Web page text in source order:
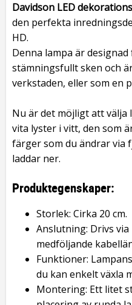
Davidson LED
den perfekta
HD.
Denna lampa är
stämningsfullt sken och
verkstaden, eller som en
Nu är det möjligt att
vita lyster i vitt, den som
färger som du ändrar via
laddar ner.
Produktegenskaper:
Storlek: Cirka 20 cm.
Anslutning: Drivs
medföljande
Funktioner:
du kan enkelt växla
Montering: Ett litet